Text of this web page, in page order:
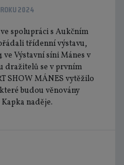
2024
spolupráci s Aukčním
třídenní výstavu,
Výstavní síni Mánes v
dražitelů se v prvním
SHOW MÁNES vytěžilo
budou věnovány
naděje.